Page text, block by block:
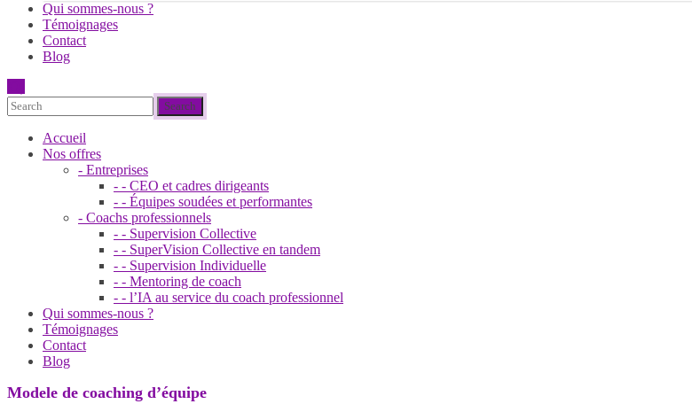
Qui sommes-nous ?
Témoignages
Contact
Blog
Accueil
Nos offres
- Entreprises
- - CEO et cadres dirigeants
- - Équipes soudées et performantes
- Coachs professionnels
- - Supervision Collective
- - SuperVision Collective en tandem
- - Supervision Individuelle
- - Mentoring de coach
- - l’IA au service du coach professionnel
Qui sommes-nous ?
Témoignages
Contact
Blog
Modele de coaching d’équipe